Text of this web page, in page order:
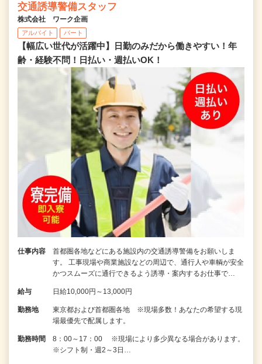
交通誘導警備スタッフ
株式会社 ワーク企画
アルバイト パート
【幅広い世代が活躍中】日勤のみだから働きやすい！年
齢・経験不問！日払い・週払いOK！
仕事内容
首都圏各地などにある施設内の交通誘導警備をお願いしま
す。 工事現場や商業施設などの周辺で、通行人や車輌が安全
かつスムーズに通行できるよう誘導・案内するお仕事で…
給与 日給10,000円～13,000円
勤務地
東京都および首都圏各地 ※現場多数！あなたの希望する現
場最優先で配属します。
勤務時間
8：00～17：00 ※現場により多少異なる場合があります。
※シフト制・週2～3日…